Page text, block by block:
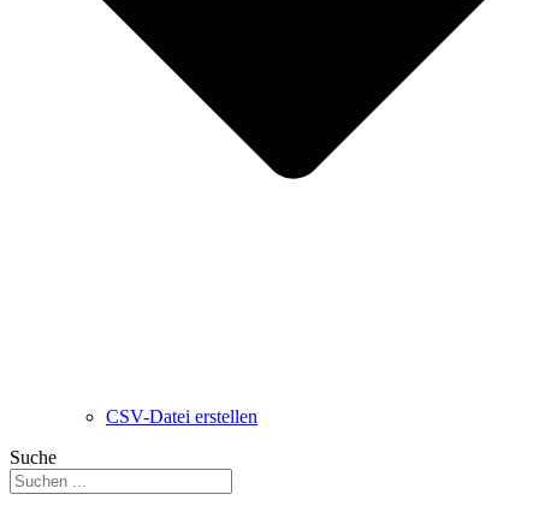
CSV-Datei erstellen
Suche